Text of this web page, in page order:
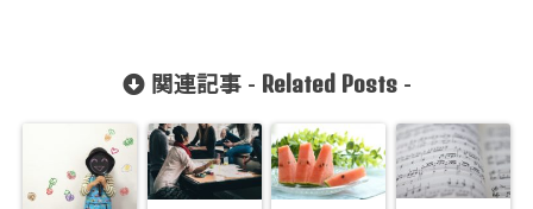
関連記事 - Related Posts-